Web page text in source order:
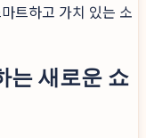
트하고 가치 있는 소
는 새로운 쇼